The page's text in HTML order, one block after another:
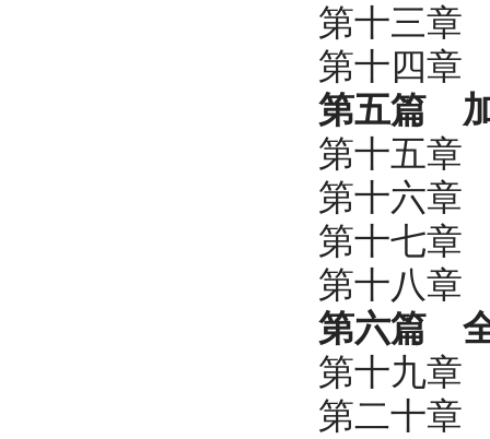
第十三章
第十四章
第五篇
第十五章
第十六章
第十七章
第十八章
第六篇
第十九章
第二十章